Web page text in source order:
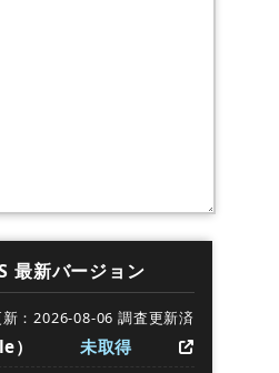
最新バージョン
：2026-08-06 調査更新済
未取得